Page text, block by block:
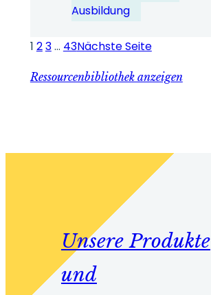
Ausbildung
1 23… 43Nächste Seite
Ressourcenbibliothek anzeigen
Unsere Produkte
und